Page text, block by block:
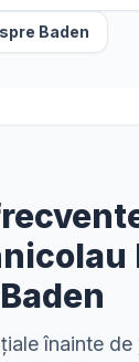
Baden
Baden
înainte de